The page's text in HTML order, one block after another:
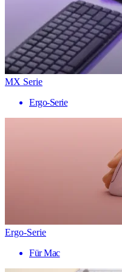
MX Serie
Ergo-Serie
Ergo-Serie
Für Mac